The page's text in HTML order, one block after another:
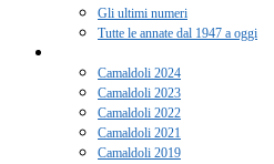
Gli ultimi numeri
Tutte le annate dal 1947 a oggi
Camaldoli 2024
Camaldoli 2023
Camaldoli 2022
Camaldoli 2021
Camaldoli 2019